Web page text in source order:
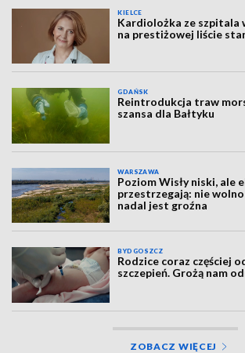
KIELCE
Kardiolożka ze szpitala
na prestiżowej liście
GDAŃSK
Reintrodukcja traw
szansa dla Bałtyku
WARSZAWA
Poziom Wisły niski, ale
przestrzegają: nie
nadal jest groźna
BYDGOSZCZ
Rodzice coraz częściej
szczepień. Grożą nam
ZOBACZ WIĘCEJ